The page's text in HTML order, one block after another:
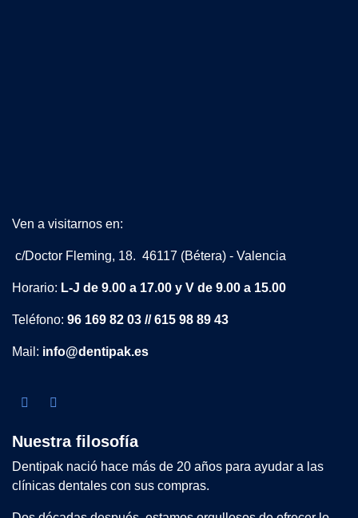
Ven a visitarnos en:
c/Doctor Fleming, 18. 46117 (Bétera) - Valencia
Horario: L-J de 9.00 a 17.00 y V de 9.00 a 15.00
Teléfono: 96 169 82 03 // 615 98 89 43
Mail: info@dentipak.es
Nuestra filosofía
Dentipak nació hace más de 20 años para ayudar a las
clínicas dentales con sus compras.